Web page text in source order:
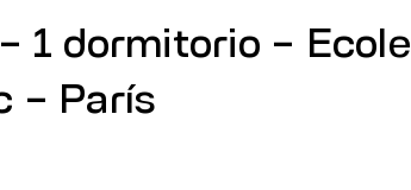
1 dormitorio - Ecole
- París